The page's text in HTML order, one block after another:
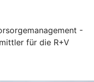
-
für die R+V